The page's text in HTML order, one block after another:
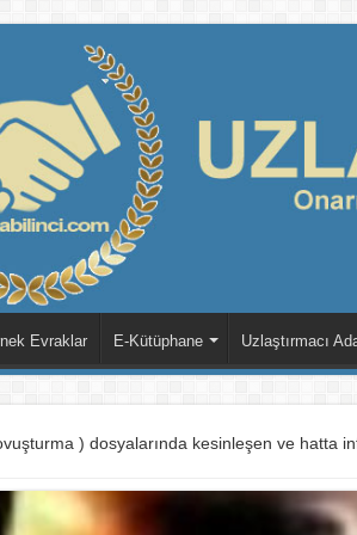
Evraklar E-Kütüphane Uzlaştırmacı
) dosyalarında kesinleşen ve hatta